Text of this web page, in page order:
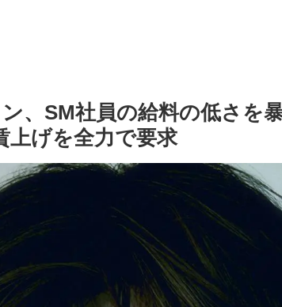
、SM社員の給料の低さを
上げを全力で要求